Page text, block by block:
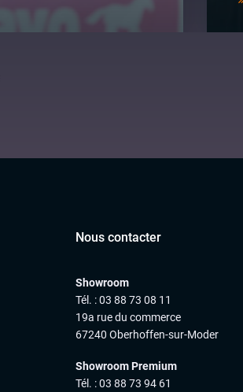
Nous contacter
Showroom
Tél. : 03 88 73 08 11
19a rue du commerce
67240 Oberhoffen-sur-Moder
Showroom Premium
Tél. : 03 88 73 94 61